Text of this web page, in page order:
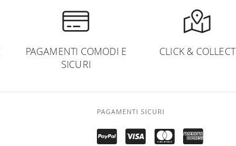
PAGAMENTI COMODI E
SICURI
CLICK & COLLECT
PAGAMENTI SICURI